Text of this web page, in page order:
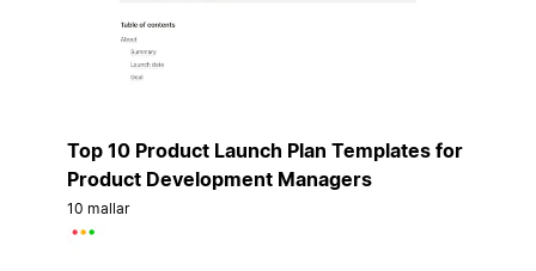
Top 10 Product Launch Plan Templates for
Product Development Managers
10 mallar